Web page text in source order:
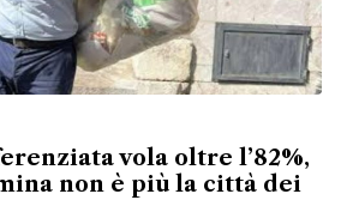
vola oltre l’82%,
non è più la città dei